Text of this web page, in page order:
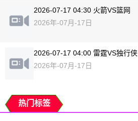
2026-07-17 04:30 火箭VS篮网
2026年-07月-17日
2026-07-17 04:00 雷霆VS独行侠
2026年-07月-17日
热门标签